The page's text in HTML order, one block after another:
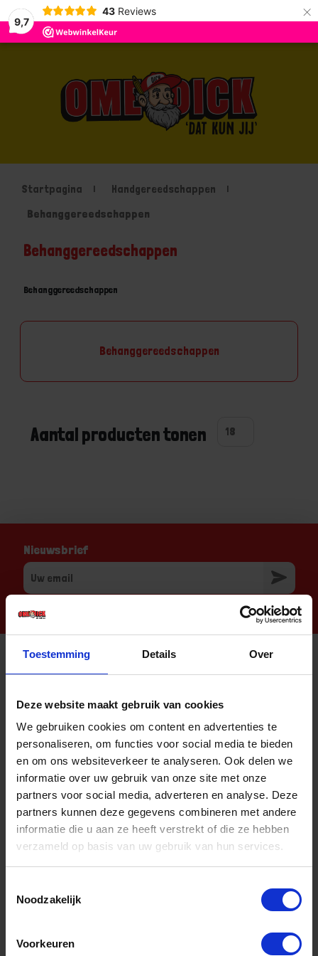
9,7
43 Reviews ×
Toestemming Details Over
Deze website maakt gebruik van cookies
We gebruiken cookies om content en advertenties te
personaliseren, om functies voor social media te bieden
en om ons websiteverkeer te analyseren. Ook delen we
informatie over uw gebruik van onze site met onze
partners voor social media, adverteren en analyse. Deze
partners kunnen deze gegevens combineren met andere
informatie die u aan ze heeft verstrekt of die ze hebben
verzameld op basis van uw gebruik van hun services.
Noodzakelijk
Voorkeuren
Startpagina
Handgereedschappen
Behanggereedschappen
Behanggereedschappen
Behanggereedschappen
Behanggereedschappen
Aantal producten tonen
Nieuwsbrief
Informatie
Sitemap
Algemene voorwaarden Ome Dick
Over Ome Dick
Klachtenregeling Ome Dick
Retouren & Garantie Ome Dick
Privacyverklaring Ome Dick
Klantenservice